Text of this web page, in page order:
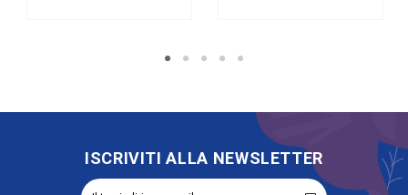
ISCRIVITI ALLA NEWSLETTER